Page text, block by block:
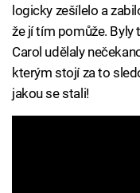
logicky zešílelo a
že jí tím pomůže. Byly
Carol udělaly
kterým stojí za to
jakou se stali!